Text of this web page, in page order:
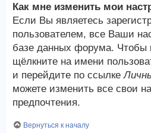
Как мне изменить мои
Если Вы являетесь
пользователем, все Ваши
базе данных форума. Чтобы
щёлкните на имени
и перейдите по ссылке
можете изменить все свои
предпочтения.
Вернуться к началу